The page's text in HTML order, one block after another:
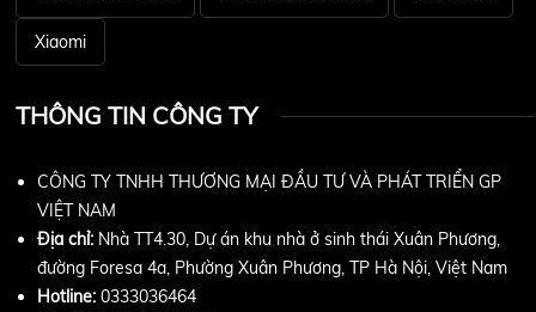
Xiaomi
THÔNG TIN CÔNG TY
CÔNG TY TNHH THƯƠNG MẠI ĐẦU TƯ VÀ PHÁT TRIỂN GP
VIỆT NAM
Địa chỉ: Nhà TT4.30, Dự án khu nhà ở sinh thái Xuân Phương,
đường Foresa 4a, Phường Xuân Phương, TP Hà Nội, Việt Nam
Hotline:0333036464